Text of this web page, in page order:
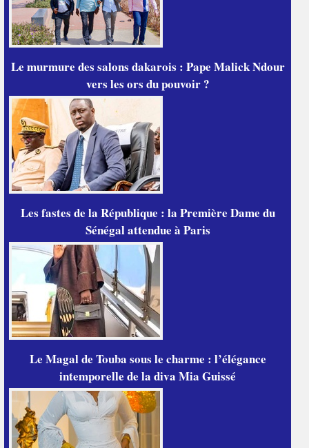
Le murmure des salons dakarois : Pape Malick Ndour
vers les ors du pouvoir ?
Les fastes de la République : la Première Dame du
Sénégal attendue à Paris
Le Magal de Touba sous le charme : l’élégance
intemporelle de la diva Mia Guissé